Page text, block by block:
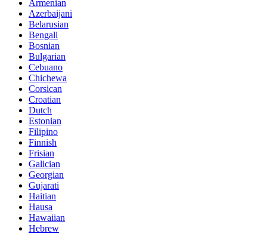
Armenian
Azerbaijani
Belarusian
Bengali
Bosnian
Bulgarian
Cebuano
Chichewa
Corsican
Croatian
Dutch
Estonian
Filipino
Finnish
Frisian
Galician
Georgian
Gujarati
Haitian
Hausa
Hawaiian
Hebrew